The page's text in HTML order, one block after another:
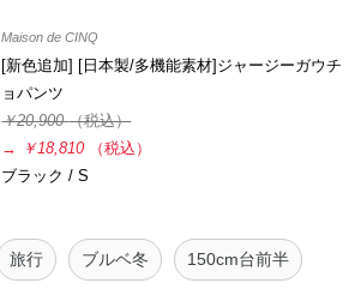
Maison de CINQ
[新色追加] [日本製/多機能素材]ジャージーガウチ
ョパンツ
￥20,900（税込）
→
￥18,810
（税込）
ブラック / S
旅行 ブルベ冬 150cm台前半